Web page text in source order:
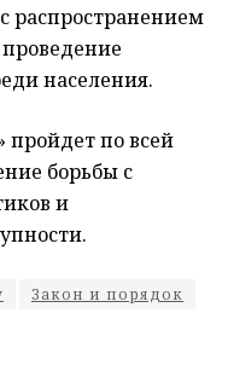
распространением
населения.
пройдет по всей
борьбы с
и
Закон и порядок